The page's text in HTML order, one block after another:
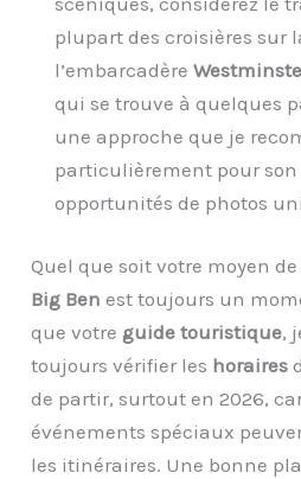
plupart des croisières sur
l’embarcadère
qui se trouve à quelques
une approche que je
particulièrement pour son
opportunités de photos
Quel que soit votre moyen
Big Ben est toujours un
que votre guide touristique,
toujours vérifier les horaires
de partir, surtout en 2026,
événements spéciaux
les itinéraires. Une bonne